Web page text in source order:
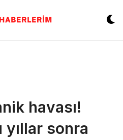
havası!
sonra